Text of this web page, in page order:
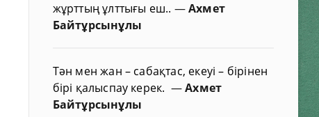
жұрттың ұлттығы еш.. —Ахмет
Байтұрсынұлы
Тән мен жан – сабақтас, екеуі – бірінен
бірі қалыспау керек. —Ахмет
Байтұрсынұлы